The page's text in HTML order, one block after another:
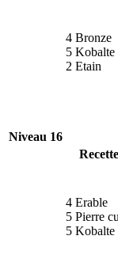
4 Bronze
5 Kobalte
2 Etain
Niveau 16
4 Erable
5 Pierre
5 Kobalte